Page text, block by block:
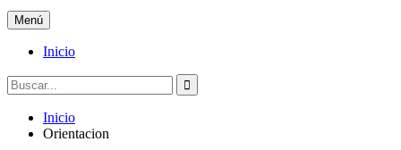
Menú
Inicio
Buscar:
Inicio
Orientacion